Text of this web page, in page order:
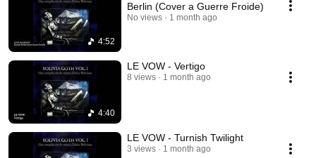
4:52
Berlin (Cover a Guerre Froide)
No views 1 month ago
4:40
LE VOW - Vertigo
8 views 1 month ago
LE VOW - Turnish Twilight
3 views 1 month ago